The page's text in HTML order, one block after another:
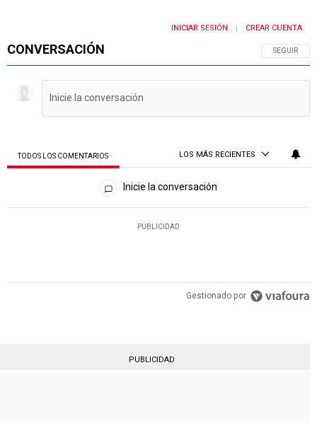
CONVERSACIÓN SIGA ESTA
SEGUIR
INICIAR SESIÓN | CREAR CUENTA
TODOS LOS COMENTARIOS LOS MÁS RECIENTES
Todos los comentarios
Inicie la conversación
PUBLICIDAD
Gestionado por
PUBLICIDAD